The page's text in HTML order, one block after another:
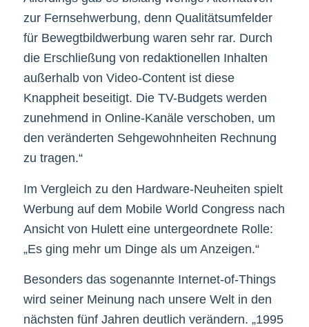
zur Fernsehwerbung, denn Qualitätsumfelder
für Bewegtbildwerbung waren sehr rar. Durch
die Erschließung von redaktionellen Inhalten
außerhalb von Video-Content ist diese
Knappheit beseitigt. Die TV-Budgets werden
zunehmend in Online-Kanäle verschoben, um
den veränderten Sehgewohnheiten Rechnung
zu tragen.“
Im Vergleich zu den Hardware-Neuheiten spielt
Werbung auf dem Mobile World Congress nach
Ansicht von Hulett eine untergeordnete Rolle:
„Es ging mehr um Dinge als um Anzeigen.“
Besonders das sogenannte Internet-of-Things
wird seiner Meinung nach unsere Welt in den
nächsten fünf Jahren deutlich verändern. „1995